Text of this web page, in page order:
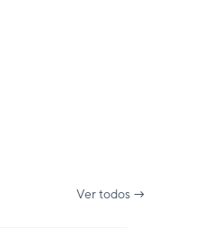
Ver todos →